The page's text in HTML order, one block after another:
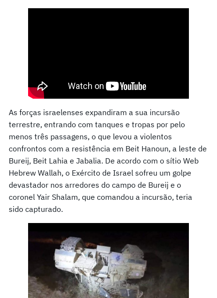
As forças israelenses expandiram a sua incursão
terrestre, entrando com tanques e tropas por pelo
menos três passagens, o que levou a violentos
confrontos com a resistência em Beit Hanoun, a leste de
Bureij, Beit Lahia e Jabalia. De acordo com o sítio Web
Hebrew Wallah, o Exército de Israel sofreu um golpe
devastador nos arredores do campo de Bureij e o
coronel Yair Shalam, que comandou a incursão, teria
sido capturado.